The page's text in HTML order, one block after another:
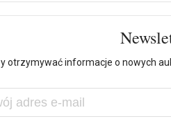
otrzymywać informacje o nowych